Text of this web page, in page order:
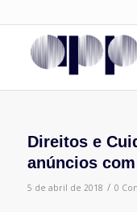
Direitos e
anúncios
5 de abril de 2018 / 0